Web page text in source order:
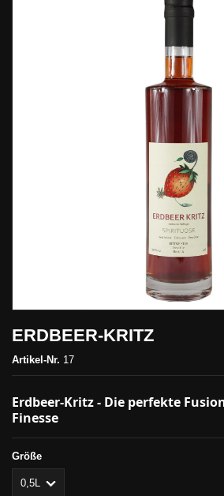
ERDBEER-KRITZ
Artikel-Nr. 17
Erdbeer-Kritz - Die perfekte
Finesse
Größe